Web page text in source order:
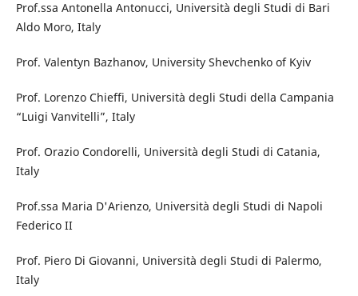
Prof.ssa Antonella Antonucci, Università degli Studi di Bari
Aldo Moro, Italy
Prof. Valentyn Bazhanov, University Shevchenko of Kyiv
Prof. Lorenzo Chieffi, Università degli Studi della Campania
“Luigi Vanvitelli”, Italy
Prof. Orazio Condorelli, Università degli Studi di Catania,
Italy
Prof.ssa Maria D'Arienzo, Università degli Studi di Napoli
Federico II
Prof. Piero Di Giovanni, Università degli Studi di Palermo,
Italy